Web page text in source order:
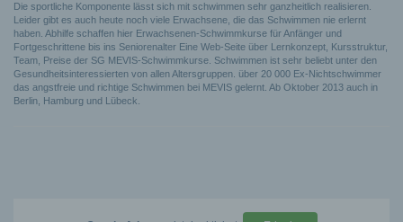
Die sportliche Komponente lässt sich mit schwimmen sehr ganzheitlich realisieren.
Leider gibt es auch heute noch viele Erwachsene, die das Schwimmen nie erlernt
haben. Abhilfe schaffen hier Erwachsenen-Schwimmkurse für Anfänger und
Fortgeschrittene bis ins Seniorenalter Eine Web-Seite über Lernkonzept, Kursstruktur,
Team, Preise der SG MEVIS-Schwimmkurse. Schwimmen ist sehr beliebt unter den
Gesundheitsinteressierten von allen Altersgruppen. über 20 000 Ex-Nichtschwimmer
das angstfreie und richtige Schwimmen bei MEVIS gelernt. Ab Oktober 2013 auch in
Berlin, Hamburg und Lübeck.